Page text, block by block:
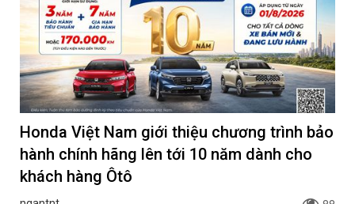
đặt cọc mẫu SUV cỡ lớn Volkswagen ID. ERA 9X đánh
dấu lần đầu tiên hãng xe Đức đưa công nghệ EREV
(Extended Range Electric Vehicle – xe điện mở rộng
phạm vi hoạt động) đến thị trường Việt Nam. Xe dự kiến
được bàn giao vào cuối tháng 10/2026 với mức giá dự
kiến dưới 3 tỷ đồng.